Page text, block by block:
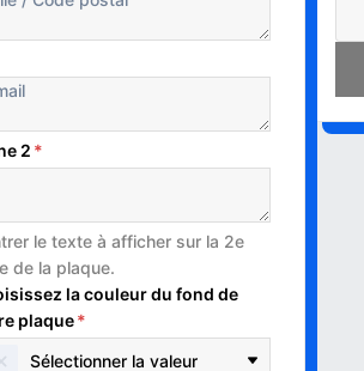
2 *
le texte à afficher sur la 2e
de la plaque.
la couleur du fond de
plaque*
Sélectionner la valeur